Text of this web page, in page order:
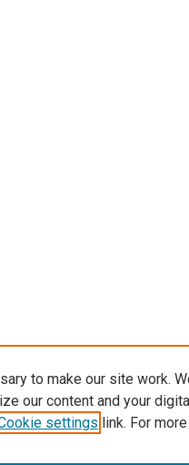
to make our site work.
our content and your
settings link. For